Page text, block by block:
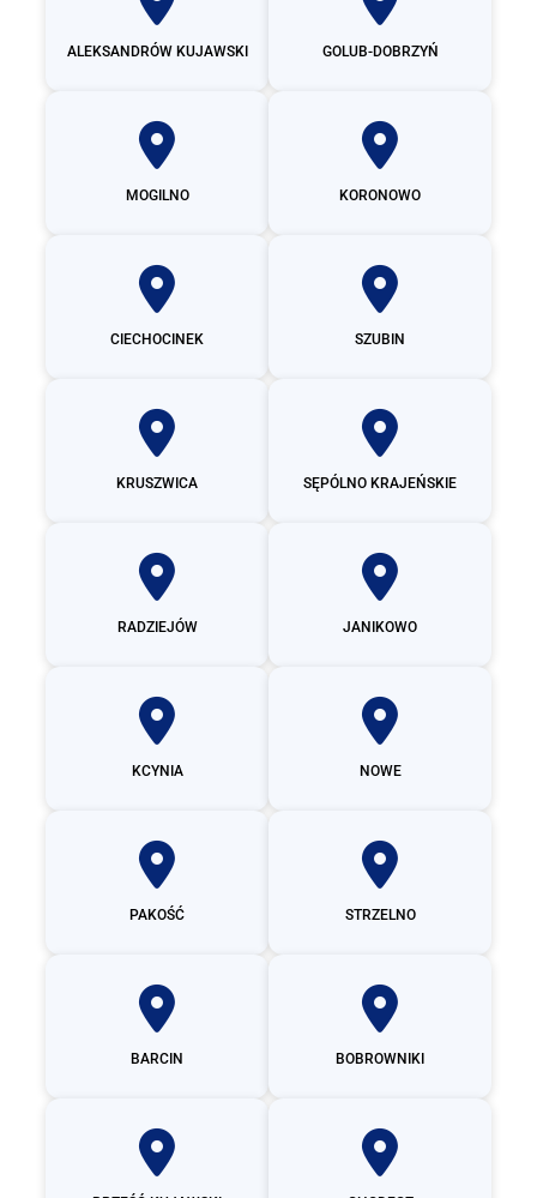
ALEKSANDRÓW KUJAWSKI GOLUB-DOBRZYŃ
MOGILNO KORONOWO
CIECHOCINEK SZUBIN
KRUSZWICA SĘPÓLNO KRAJEŃSKIE
RADZIEJÓW JANIKOWO
KCYNIA NOWE
PAKOŚĆ STRZELNO
BARCIN BOBROWNIKI